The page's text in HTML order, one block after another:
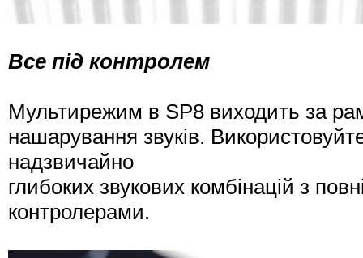
Все під контролем
Мультирежим в SP8 виходить за
нашарування звуків.
надзвичайно
глибоких звукових комбінацій з
контролерами.